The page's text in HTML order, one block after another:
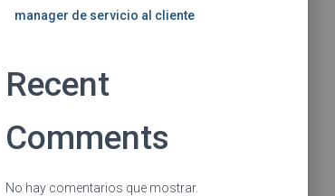
manager de servicio al cliente
Recent
Comments
No hay comentarios que mostrar.